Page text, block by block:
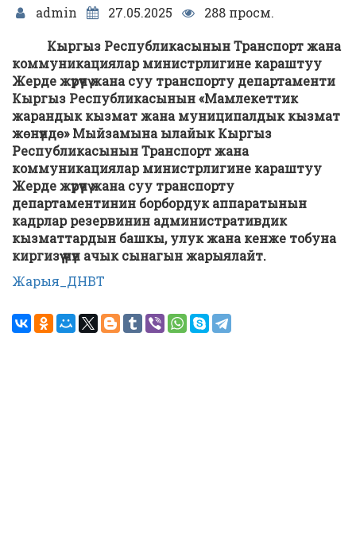
admin 27.05.2025
288 просм.
Кыргыз Республикасынын Транспорт жана
коммуникациялар министрлигине караштуу
Жерде жүрүүчү жана суу транспорту департаменти
Кыргыз Республикасынын «Мамлекеттик
жарандык кызмат жана муниципалдык кызмат
жөнүндө» Мыйзамына ылайык Кыргыз
Республикасынын Транспорт жана
коммуникациялар министрлигине караштуу
Жерде жүрүүчү жана суу транспорту
департаментинин борбордук аппаратынын
кадрлар резервинин административдик
кызматтардын башкы, улук жана кенже тобуна
киргизүү үчүн ачык сынагын жарыялайт.
Жарыя_ДНВТ